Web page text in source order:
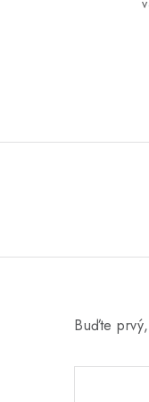
Buďte